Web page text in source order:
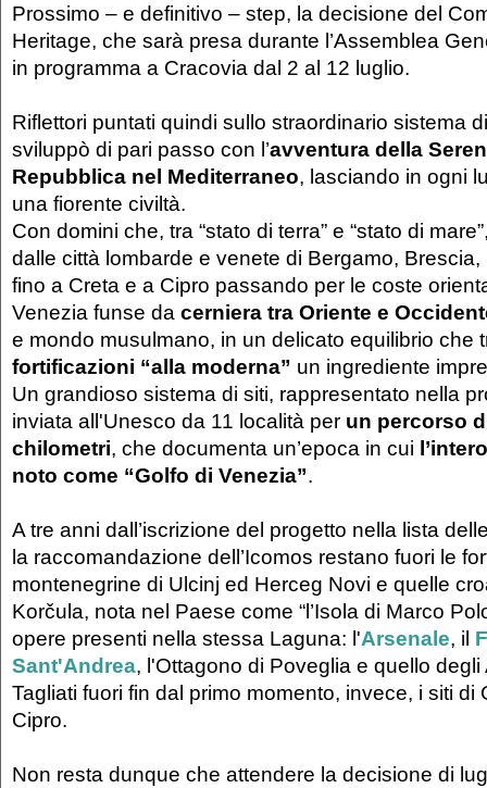
Prossimo – e definitivo – step, la decisione del
Heritage, che sarà presa durante l’Assemblea
in programma a Cracovia dal 2 al 12 luglio.
Riflettori puntati quindi sullo straordinario sistema
sviluppò di pari passo con l’avventura della
Repubblica nel Mediterraneo, lasciando in ogni
una fiorente civiltà.
Con domini che, tra “stato di terra” e “stato di
dalle città lombarde e venete di Bergamo,
fino a Creta e a Cipro passando per le coste
Venezia funse da cerniera tra Oriente e
e mondo musulmano, in un delicato equilibrio che
fortificazioni “alla moderna” un ingrediente
Un grandioso sistema di siti, rappresentato nella
inviata all'Unesco da 11 località per un percorso
chilometri, che documenta un’epoca in cui
noto come “Golfo di Venezia”.
A tre anni dall’iscrizione del progetto nella lista
la raccomandazione dell’Icomos restano fuori le
montenegrine di Ulcinj ed Herceg Novi e quelle
Korčula, nota nel Paese come “l’Isola di Marco
opere presenti nella stessa Laguna: l'Arsenale, il
Sant'Andrea, l'Ottagono di Poveglia e quello degli
Tagliati fuori fin dal primo momento, invece, i siti di
Cipro.
Non resta dunque che attendere la decisione di